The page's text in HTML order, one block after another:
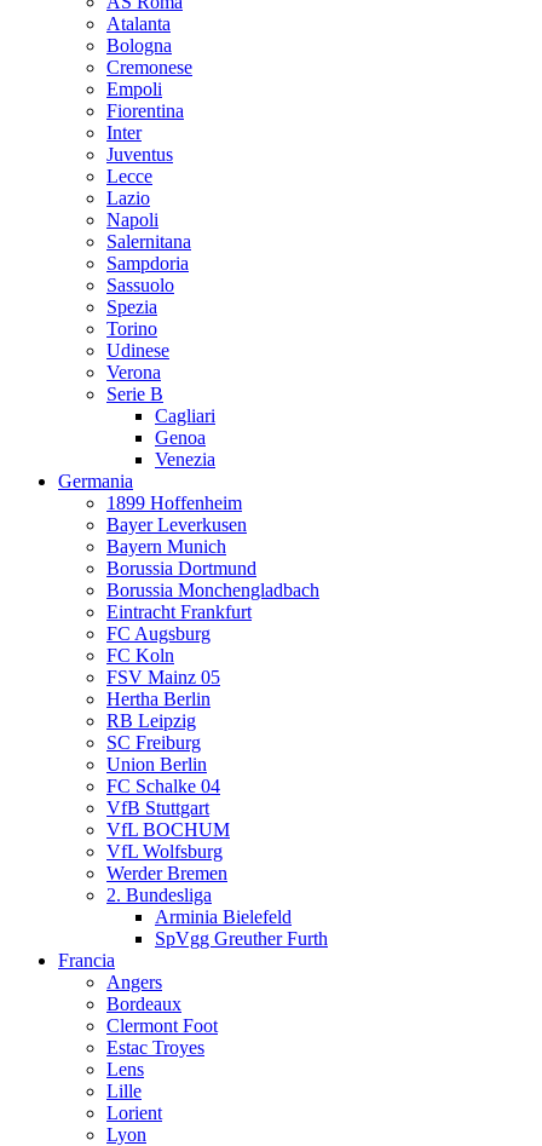
Atalanta
Bologna
Cremonese
Empoli
Fiorentina
Inter
Juventus
Lecce
Lazio
Napoli
Salernitana
Sampdoria
Sassuolo
Spezia
Torino
Udinese
Verona
Serie B
Cagliari
Genoa
Venezia
Germania
1899 Hoffenheim
Bayer Leverkusen
Bayern Munich
Borussia Dortmund
Borussia Monchengladbach
Eintracht Frankfurt
FC Augsburg
FC Koln
FSV Mainz 05
Hertha Berlin
RB Leipzig
SC Freiburg
Union Berlin
FC Schalke 04
VfB Stuttgart
VfL BOCHUM
VfL Wolfsburg
Werder Bremen
2. Bundesliga
Arminia Bielefeld
SpVgg Greuther Furth
Francia
Angers
Bordeaux
Clermont Foot
Estac Troyes
Lens
Lille
Lorient
Lyon